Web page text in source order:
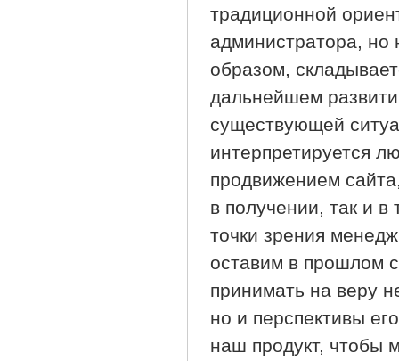
традиционной
администратора, но
образом,
дальнейшем
существующей
интерпретируется
продвижением
в получении, так и в
точки зрения
оставим в прошлом
принимать на веру
но и перспективы
наш продукт, чтобы